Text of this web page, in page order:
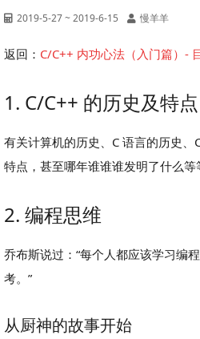
2019-5-27 ~ 2019-6-15 慢羊羊
返回： C/C++ 内功心法（入门篇）-
1. C/C++ 的历史及特点
有关计算机的历史、C 语言的历史
特点，甚至哪年谁谁谁发明了什么等
2. 编程思维
乔布斯说过：“每个人都应该学习编
考。”
从厨神的故事开始